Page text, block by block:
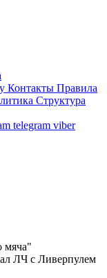
Контакты Правила
Структура
telegram viber
мяча"
ЛЧ с Ливерпулем